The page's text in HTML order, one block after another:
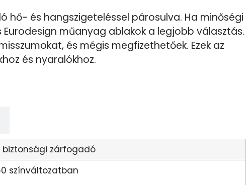
hő- és hangszigeteléssel párosulva. Ha minőségi
műanyag ablakok a legjobb választás.
és mégis megfizethetőek. Ezek az
és nyaralókhoz.
biztonsági zárfogadó
színváltozatban